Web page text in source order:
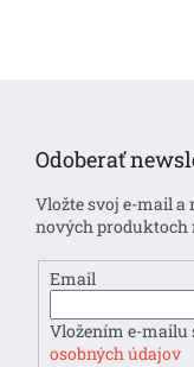
Odoberať
Vložte svoj e-mail a
nových produktoch
Email
Vložením e-mailu
osobných údajov